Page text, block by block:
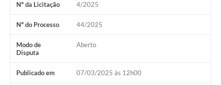
Nº da Licitação 4/2025
Nº do Processo 44/2025
Modo de
Disputa
Aberto
Publicado em 07/03/2025 às 12h00